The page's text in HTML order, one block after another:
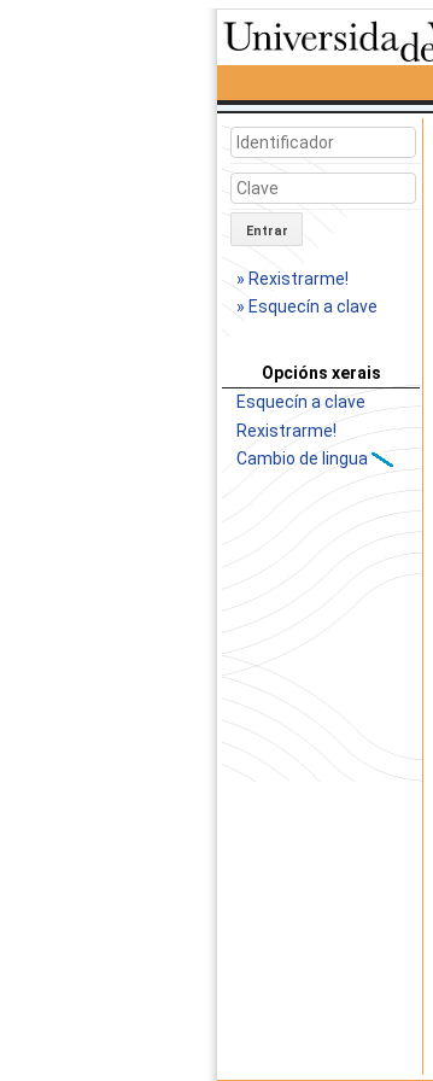
Entrar
» Rexistrarme!
» Esquecín a clave
Opcións xerais
Esquecín a clave
Rexistrarme!
Cambio de lingua